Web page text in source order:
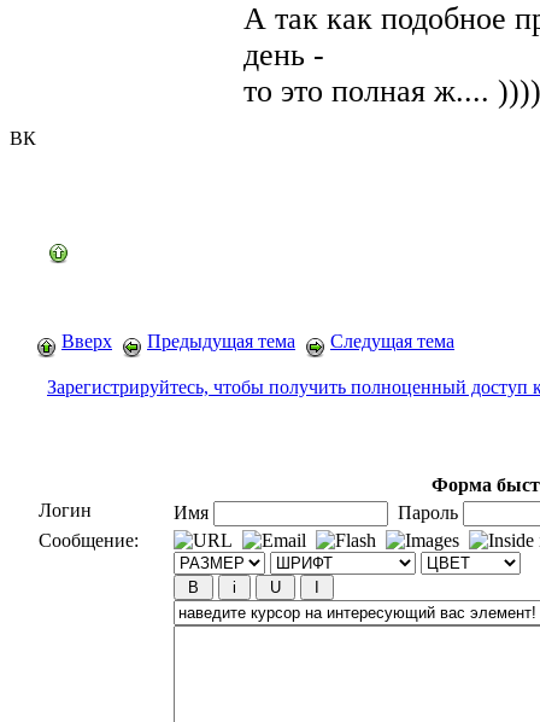
ВК
А так как подобное
день -
то это полная ж.... ))))
Вверх Предыдущая тема Следущая тема
Зарегистрируйтесь, чтобы получить полноценный доступ
Форма
Логин
Имя
Пароль
Сообщение: